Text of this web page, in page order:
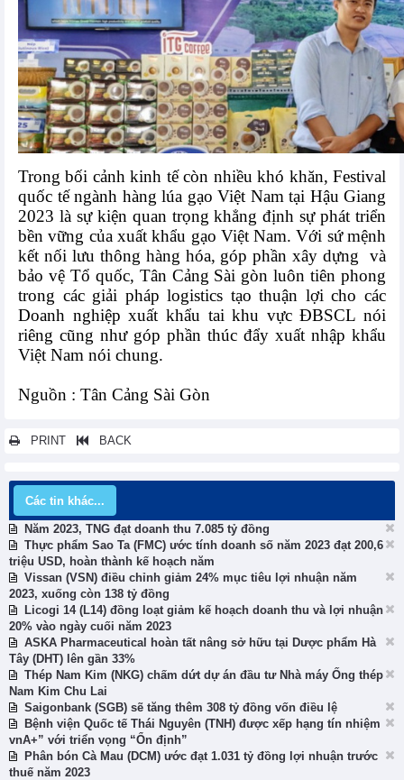
Trong bối cảnh kinh tế còn nhiều khó khăn, Festival
quốc tế ngành hàng lúa gạo Việt Nam tại Hậu Giang
2023 là sự kiện quan trọng khẳng định sự phát triển
bền vững của xuất khẩu gạo Việt Nam. Với sứ mệnh
kết nối lưu thông hàng hóa, góp phần xây dựng
và
bảo vệ Tổ quốc, Tân Cảng Sài gòn luôn tiên phong
trong các giải pháp logistics tạo thuận lợi cho các
Doanh nghiệp xuất khẩu tai khu vực ĐBSCL nói
riêng cũng như góp phần thúc đẩy xuất nhập khẩu
Việt Nam nói chung.
Nguồn : Tân Cảng Sài Gòn
PRINT BACK
Các tin khác...
Năm 2023, TNG đạt doanh thu 7.085 tỷ đồng
Thực phẩm Sao Ta (FMC) ước tính doanh số năm 2023 đạt 200,6
triệu USD, hoàn thành kế hoạch năm
Vissan (VSN) điều chỉnh giảm 24% mục tiêu lợi nhuận năm
2023, xuống còn 138 tỷ đồng
Licogi 14 (L14) đồng loạt giảm kế hoạch doanh thu và lợi nhuận
20% vào ngày cuối năm 2023
ASKA Pharmaceutical hoàn tất nâng sở hữu tại Dược phẩm Hà
Tây (DHT) lên gần 33%
Thép Nam Kim (NKG) chấm dứt dự án đầu tư Nhà máy Ống thép
Nam Kim Chu Lai
Saigonbank (SGB) sẽ tăng thêm 308 tỷ đồng vốn điều lệ
Bệnh viện Quốc tế Thái Nguyên (TNH) được xếp hạng tín nhiệm
vnA+” với triển vọng “Ổn định”
Phân bón Cà Mau (DCM) ước đạt 1.031 tỷ đồng lợi nhuận trước
thuế năm 2023